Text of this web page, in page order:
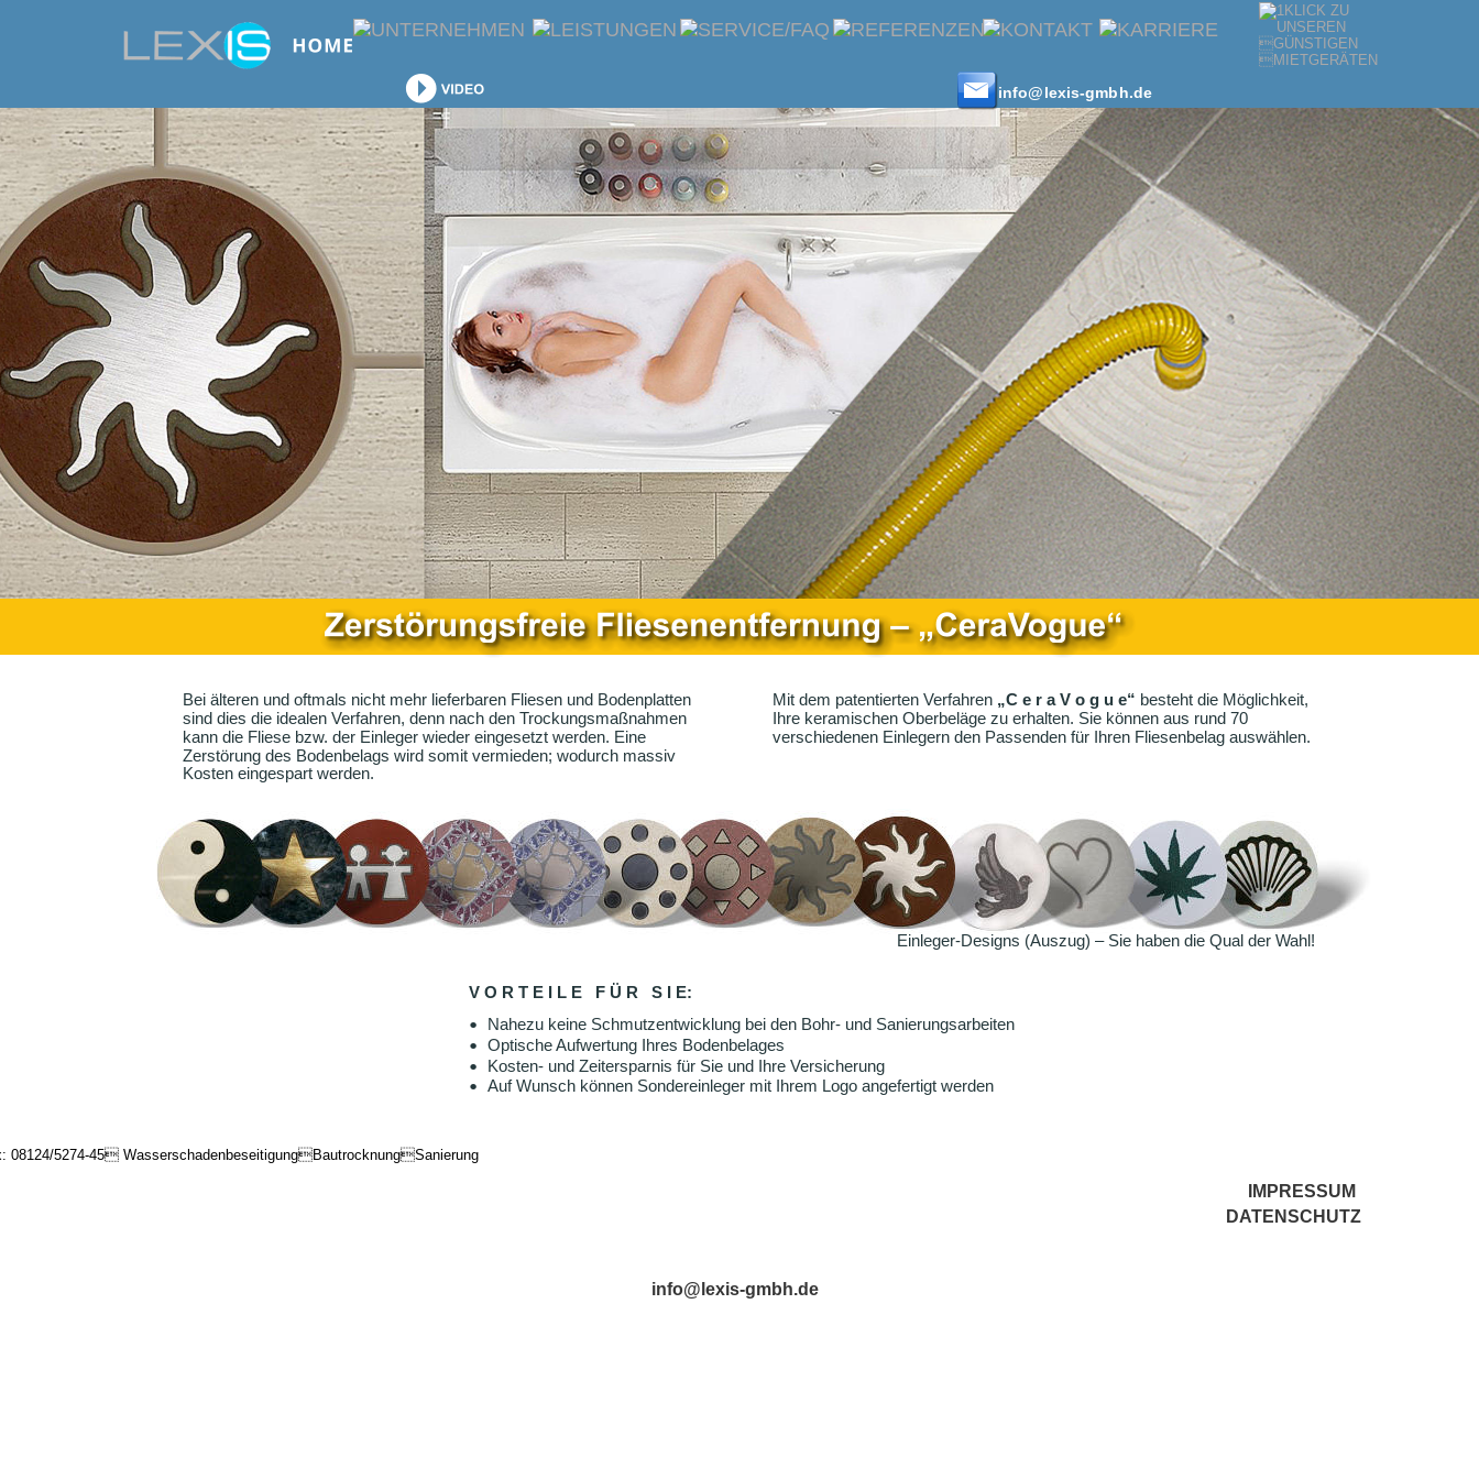
Mit dem patentierten Verfahren „C e r a V o g u e“ besteht die Möglichkeit,
Ihre keramischen Oberbeläge zu erhalten. Sie können aus rund 70
verschiedenen Einlegern den Passenden für Ihren Fliesenbelag auswählen.
V O R T E I L E   F Ü R   S I E:
• Nahezu keine Schmutzentwicklung bei den Bohr- und Sanierungsarbeiten
• Optische Aufwertung Ihres Bodenbelages
• Kosten- und Zeitersparnis für Sie und Ihre Versicherung
• Auf Wunsch können Sondereinleger mit Ihrem Logo angefertigt werden
Bei älteren und oftmals nicht mehr lieferbaren Fliesen und Bodenplatten
sind dies die idealen Verfahren, denn nach den Trockungsmaßnahmen
kann die Fliese bzw. der Einleger wieder eingesetzt werden. Eine
Zerstörung des Bodenbelags wird somit vermieden; wodurch massiv
Kosten eingespart werden.
Einleger-Designs (Auszug) – Sie haben die Qual der Wahl!
DATENSCHUTZ
IMPRESSUM
info@lexis-gmbh.de
info@lexis-gmbh.de